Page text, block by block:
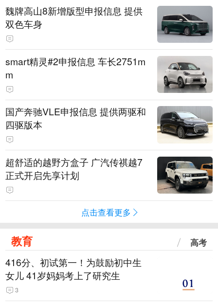
魏牌高山8新增版型申报信息 提供
双色车身
smart精灵#2申报信息 车长2751m
m
国产奔驰VLE申报信息 提供两驱和
四驱版本
超舒适的越野方盒子 广汽传祺越7
正式开启先享计划
点击查看更多
教育 高考
416分、初试第一！为鼓励初中生
女儿 41岁妈妈考上了研究生
3